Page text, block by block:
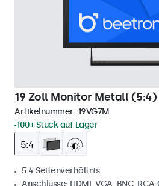
19 Zoll Monitor Metall (5:4)
Artikelnummer: 19VG7M
100+ Stück auf Lager
5:4 Seitenverhältnis
Anschlüsse: HDMI, VGA, BNC,